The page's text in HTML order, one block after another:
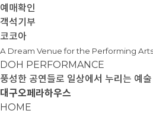
예매확인
객석기부
코코아
A Dream Venue for the Performing
DOH PERFORMANCE
풍성한 공연들로 일상에서 누리는 예
대구오페라하우스
HOME